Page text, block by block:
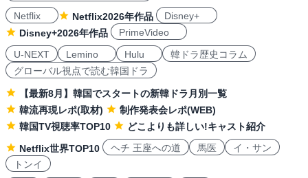
Netflix
Netflix2026年作品
Disney+
Disney+2026年作品
PrimeVideo
U-NEXT
Lemino Hulu
韓ドラ歴史コラム
グローバル視点で読む韓国ドラ
【最新8月】韓国でスタートの新韓ドラ月別一覧
韓流再現レポ(取材)
制作発表会レポ(WEB)
韓国TV視聴率TOP10
どこよりも詳しい!キャスト紹介
Netflix世界TOP10
ヘチ 王座への道 馬医
イ・サン
トンイ